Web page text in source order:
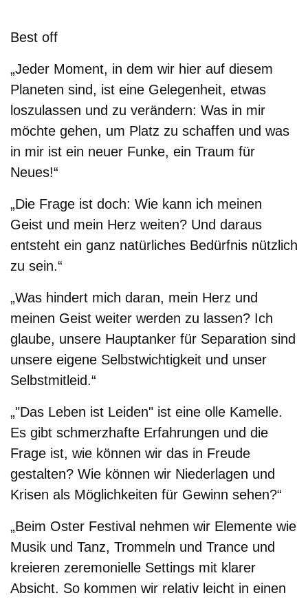
Best off
„Jeder Moment, in dem wir hier auf diesem
Planeten sind, ist eine Gelegenheit, etwas
loszulassen und zu verändern: Was in mir
möchte gehen, um Platz zu schaffen und was
in mir ist ein neuer Funke, ein Traum für
Neues!“
„Die Frage ist doch: Wie kann ich meinen
Geist und mein Herz weiten? Und daraus
entsteht ein ganz natürliches Bedürfnis nützlich
zu sein.“
„Was hindert mich daran, mein Herz und
meinen Geist weiter werden zu lassen? Ich
glaube, unsere Hauptanker für Separation sind
unsere eigene Selbstwichtigkeit und unser
Selbstmitleid.“
„"Das Leben ist Leiden" ist eine olle Kamelle.
Es gibt schmerzhafte Erfahrungen und die
Frage ist, wie können wir das in Freude
gestalten? Wie können wir Niederlagen und
Krisen als Möglichkeiten für Gewinn sehen?“
„Beim Oster Festival nehmen wir Elemente wie
Musik und Tanz, Trommeln und Trance und
kreieren zeremonielle Settings mit klarer
Absicht. So kommen wir relativ leicht in einen